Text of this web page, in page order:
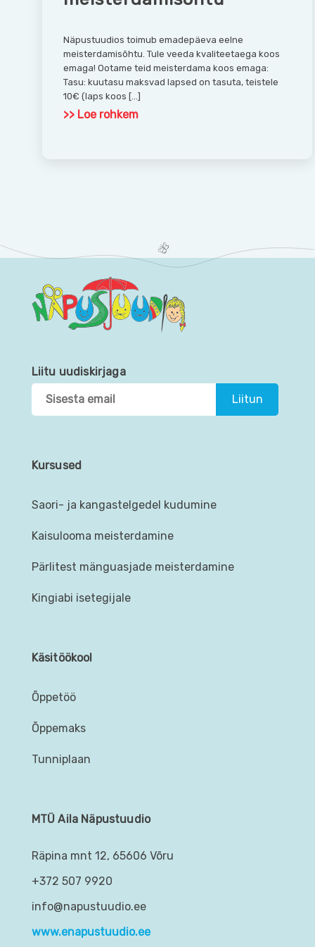
Näpustuudios toimub emadepäeva eelne
meisterdamisõhtu. Tule veeda kvaliteetaega koos
emaga! Ootame teid meisterdama koos emaga:
Tasu: kuutasu maksvad lapsed on tasuta, teistele
10€ (laps koos […]
>> Loe rohkem
Liitu uudiskirjaga
Kursused
Saori- ja kangastelgedel kudumine
Kaisulooma meisterdamine
Pärlitest mänguasjade meisterdamine
Kingiabi isetegijale
Käsitöökool
Õppetöö
Õppemaks
Tunniplaan
MTÜ Aila Näpustuudio
Räpina mnt 12, 65606 Võru
+372 507 9920
info@napustuudio.ee
www.enapustuudio.ee